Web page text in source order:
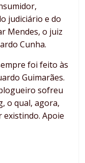
judiciário e do
Mendes, o juiz
Cunha.
foi feito às
Guimarães.
sofreu
o qual, agora,
existindo. Apoie